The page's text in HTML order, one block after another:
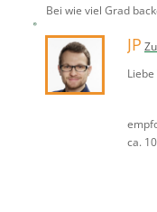
Bei wie viel Grad
JP
ca.